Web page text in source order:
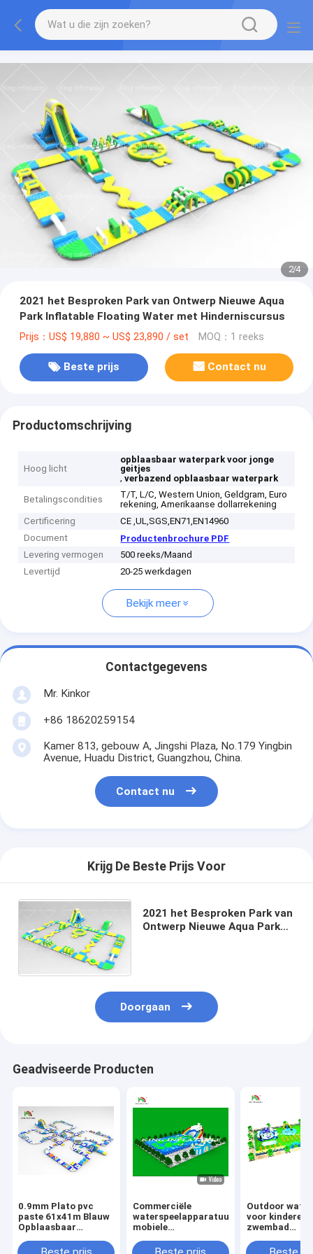
2/4
2021 het Besproken Park van Ontwerp Nieuwe Aqua
Park Inflatable Floating Water met Hinderniscursus
Prijs：US$ 19,880 ~ US$ 23,890 / set MOQ：1 reeks
Beste prijs Contact nu
Productomschrijving
Hoog licht
opblaasbaar waterpark voor jonge
geitjes
,verbazend opblaasbaar waterpark
Betalingscondities
T/T, L/C, Western Union, Geldgram, Euro
rekening, Amerikaanse dollarrekening
Certificering
CE ,UL,SGS,EN71,EN14960
Document
Productenbrochure PDF
Levering vermogen
500 reeks/Maand
Levertijd
20-25 werkdagen
Bekijk meer
Contactgegevens
Mr. Kinkor
+86 18620259154
Kamer 813, gebouw A, Jingshi Plaza, No.179 Yingbin
Avenue, Huadu District, Guangzhou, China.
Contact nu
Krijg De Beste Prijs Voor
2021 het Besproken Park van
Ontwerp Nieuwe Aqua Park
Doorgaan
Geadviseerde Producten
0.9mm Plato pvc
paste 61x41m Blauw
Opblaasbaar
met Dia aan
Commerciële
waterspeelapparatuur
mobiele
ondergrondse
Outdoor
voor kinderen
zwembad
waterpark